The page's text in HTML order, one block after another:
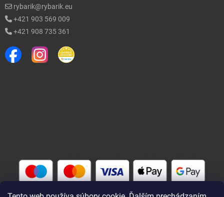
rybarik@rybarik.eu
+421 903 569 009
+421 908 735 361